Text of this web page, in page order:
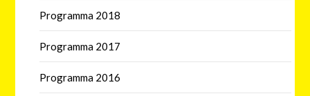
Programma 2018
Programma 2017
Programma 2016